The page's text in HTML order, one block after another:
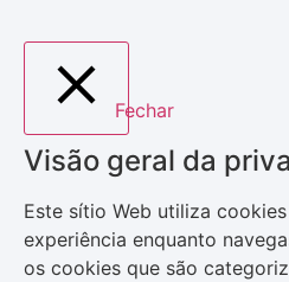
Fechar
Visão geral da
Este sítio Web utiliza
experiência enquanto
os cookies que são